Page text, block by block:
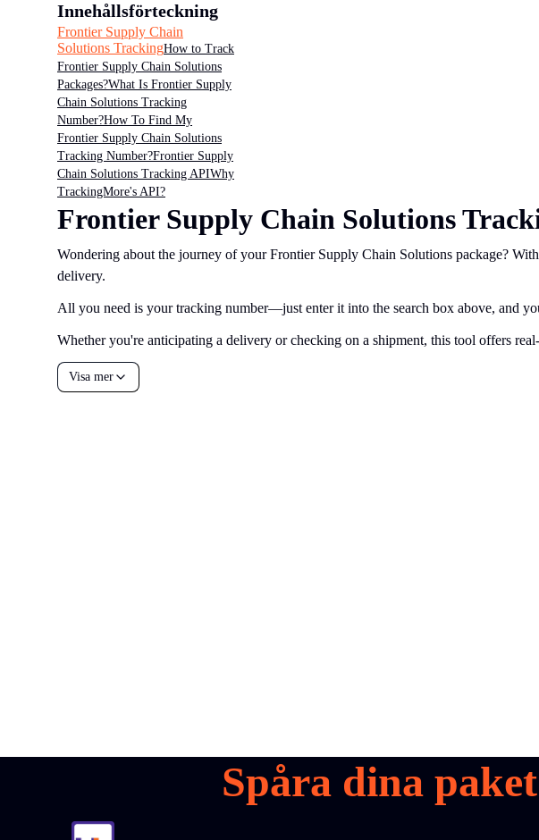
Innehållsförteckning
Frontier Supply Chain
Solutions TrackingHow to Track
Frontier Supply Chain Solutions
Packages?What Is Frontier Supply
Chain Solutions Tracking
Number?How To Find My
Frontier Supply Chain Solutions
Tracking Number?Frontier Supply
Chain Solutions Tracking APIWhy
TrackingMore's API?
Frontier Supply Chain Solutions
Wondering about the journey of your Frontier Supply Chain Solutions package?
delivery.
All you need is your tracking number—just enter it into the search box above, and
Whether you're anticipating a delivery or checking on a shipment, this tool offers
Visa mer
Spåra dina